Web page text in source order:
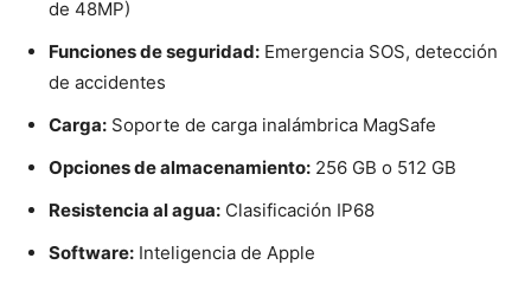
de 48MP)
Funciones de seguridad: Emergencia SOS, detección
de accidentes
Carga: Soporte de carga inalámbrica MagSafe
Opciones de almacenamiento: 256 GB o 512 GB
Resistencia al agua: Clasificación IP68
Software: Inteligencia de Apple